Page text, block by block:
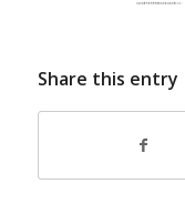
Share this entry